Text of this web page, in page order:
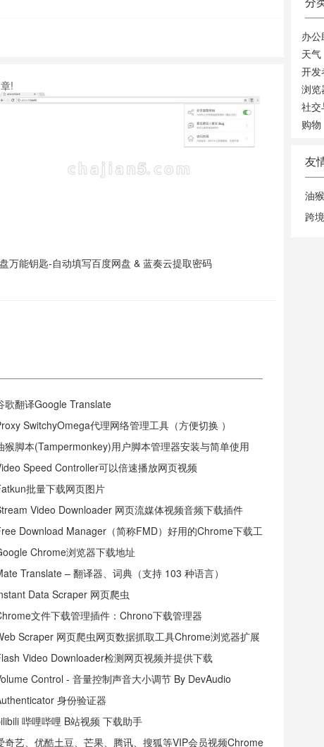
!
万能钥匙-自动填写百度网盘 & 蓝奏云提取密码
歌翻译Google Translate
SwitchyOmega代理网络管理工具（方便切换 ）
猴脚本(Tampermonkey)用户脚本管理器安装与简单使用
Android）
Speed Controller可以倍速播放网页视频
批量下载网页图片
Video Downloader 网页流媒体视频音频下载插件
Download Manager（简称FMD）好用的Chrome下载工
Chrome浏览器下载地址
Translate – 翻译器、词典（支持 103 种语言）
Data Scraper 网页爬虫
文件下载管理插件：Chrono下载管理器
Scraper 网页爬虫网页数据抓取工具Chrome浏览器扩展
Video Downloader检测网页视频并提供下载
Control - 音量控制声音大小调节 By DevAudio
身份验证器
哔哩哔哩 B站视频 下载助手
奇艺、优酷土豆、芒果、腾讯、搜狐等VIP会员视频Chrome
办
天气
开发
浏览
社交
购物
友
油
跨